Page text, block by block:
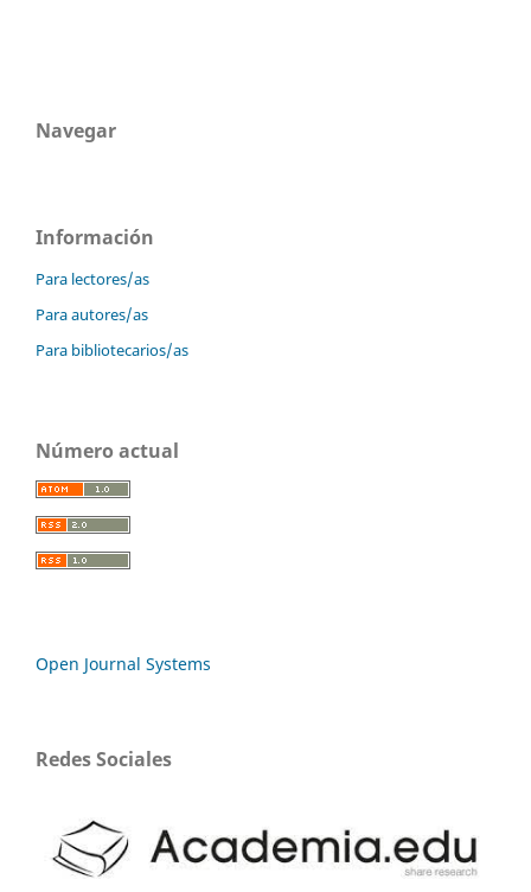
Navegar
Información
Para lectores/as
Para autores/as
Para bibliotecarios/as
Número actual
Open Journal Systems
Redes Sociales